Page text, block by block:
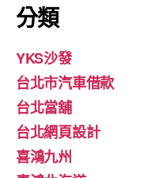
分類
YKS沙發
台北市汽車借款
台北當舖
台北網頁設計
喜鴻九州